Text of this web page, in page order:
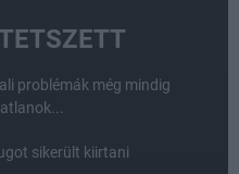
problémák még mindig
sikerült kiirtani